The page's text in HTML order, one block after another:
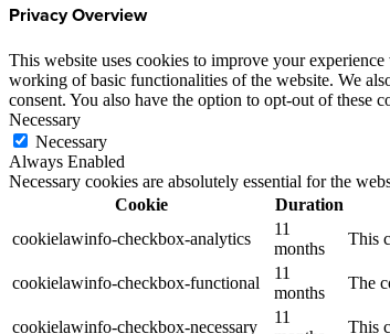
Privacy Overview
This website uses cookies to improve your
working of basic functionalities of the website. We
consent. You also have the option to opt-out of these
Necessary
Necessary
Always Enabled
Necessary cookies are absolutely essential for the
Cookie
Duration
cookielawinfo-checkbox-analytics
11
months
This
cookielawinfo-checkbox-functional
11
months
The
cookielawinfo-checkbox-necessary
11
This